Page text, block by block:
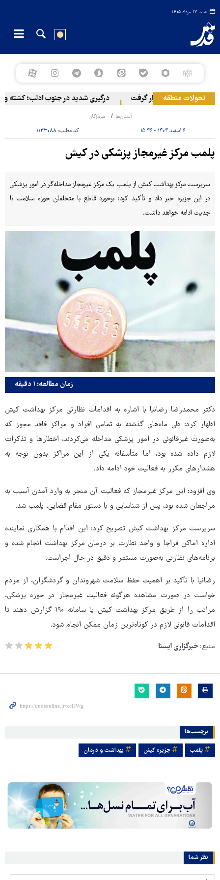
شنبه ۱۷ مرداد ۱۴۰۵
تحولات منطقه
با پهپاد هدف قرار گرفت درگیری شدید در جنوب ادلب؛ کشته و زخمی شدن ۳ نظامی ارتش
استان‌ها هرمزگان
۶ اسفند ۱۴۰۴ - ۱۵:۴۶ کد مطلب:۱۱۳۳۰۸۸
پلمب مرکز غیرمجاز پزشکی در کیش
سرپرست مرکز بهداشت کیش از پلمب یک مرکز غیرمجاز مداخله‌گر در امور پزشکی
در این جزیره خبر داد و تأکید کرد: برخورد قاطع با متخلفان حوزه سلامت با
جدیت ادامه خواهد داشت.
زمان مطالعه: ۱ دقیقه
دکتر محمدرضا رضانیا با اشاره به اقدامات نظارتی مرکز بهداشت کیش
اظهار کرد: طی ماه‌های گذشته به تمامی افراد و مراکز فاقد مجوز که
به‌صورت غیرقانونی در امور پزشکی مداخله می‌کردند، اخطارها و تذکرات
لازم داده شده بود، اما متأسفانه یکی از این مراکز بدون توجه به
هشدارهای مکرر به فعالیت خود ادامه داد.
وی افزود: این مرکز غیرمجاز که فعالیت آن منجر به وارد آمدن آسیب به
مراجعان شده بود، پس از شناسایی و با دستور مقام قضایی، پلمب شد.
سرپرست مرکز بهداشت کیش تصریح کرد: این اقدام با همکاری نماینده
اداره اماکن فراجا و واحد نظارت بر درمان مرکز بهداشت انجام شده و
برنامه‌های نظارتی به‌صورت مستمر و دقیق در حال اجراست.
رضانیا با تأکید بر اهمیت حفظ سلامت شهروندان و گردشگران، از مردم
خواست در صورت مشاهده هرگونه فعالیت غیرمجاز در حوزه پزشکی،
مراتب را از طریق مرکز بهداشت کیش یا سامانه ۱۹۰ گزارش دهند تا
اقدامات قانونی لازم در کوتاه‌ترین زمان ممکن انجام شود.
منبع: خبرگزاری ایسنا
برچسب‌ها
پلمب جزیره کیش بهداشت و درمان
نظر شما